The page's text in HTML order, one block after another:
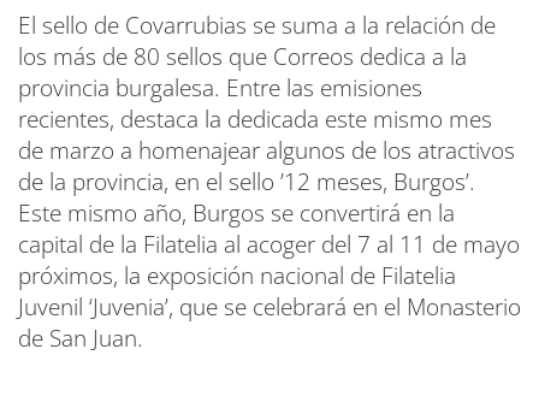
El sello de Covarrubias se suma a la relación de
los más de 80 sellos que Correos dedica a la
provincia burgalesa. Entre las emisiones
recientes, destaca la dedicada este mismo mes
de marzo a homenajear algunos de los atractivos
de la provincia, en el sello ’12 meses, Burgos’.
Este mismo año, Burgos se convertirá en la
capital de la Filatelia al acoger del 7 al 11 de mayo
próximos, la exposición nacional de Filatelia
Juvenil ‘Juvenia’, que se celebrará en el Monasterio
de San Juan.